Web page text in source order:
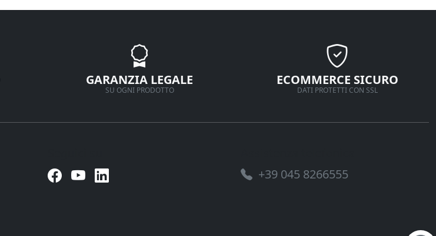
GARANZIA LEGALE
SU OGNI PRODOTTO
ECOMMERCE SICURO
DATI PROTETTI CON SSL
+39 045 8266555